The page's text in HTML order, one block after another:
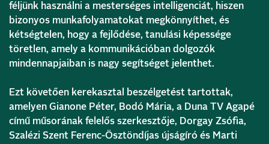
féljünk használni a mesterséges intelligenciát, hiszen
bizonyos munkafolyamatokat megkönnyíthet, és
kétségtelen, hogy a fejlődése, tanulási képessége
töretlen, amely a kommunikációban dolgozók
mindennapjaiban is nagy segítséget jelenthet.
Ezt követően kerekasztal beszélgetést tartottak,
amelyen Gianone Péter, Bodó Mária, a Duna TV Agapé
című műsorának felelős szerkesztője, Dorgay Zsófia,
Szalézi Szent Ferenc-Ösztöndíjas újságíró és Marti